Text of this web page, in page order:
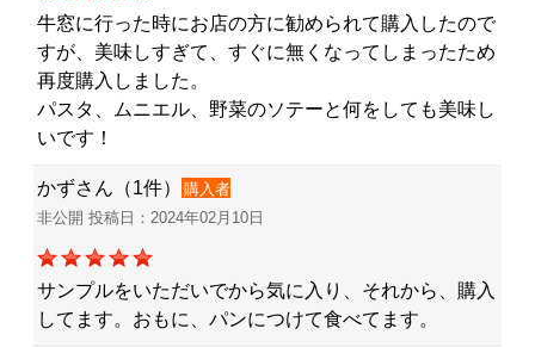
牛窓に行った時にお店の方に勧められて購入したので
すが、美味しすぎて、すぐに無くなってしまったため
再度購入しました。
パスタ、ムニエル、野菜のソテーと何をしても美味し
いです！
かずさん（1件）
購入者
非公開 投稿日：2024年02月10日
サンプルをいただいでから気に入り、それから、購入
してます。おもに、パンにつけて食べてます。